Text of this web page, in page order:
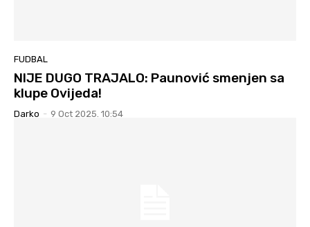
FUDBAL
NIJE DUGO TRAJALO: Paunović smenjen sa
klupe Ovijeda!
Darko - 9 Oct 2025. 10:54